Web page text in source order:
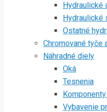
Hydraulické
Hydraulické
Ostatné
Chromované tyče
Náhradné diely
Oká
Tesnenia
Vybavenie